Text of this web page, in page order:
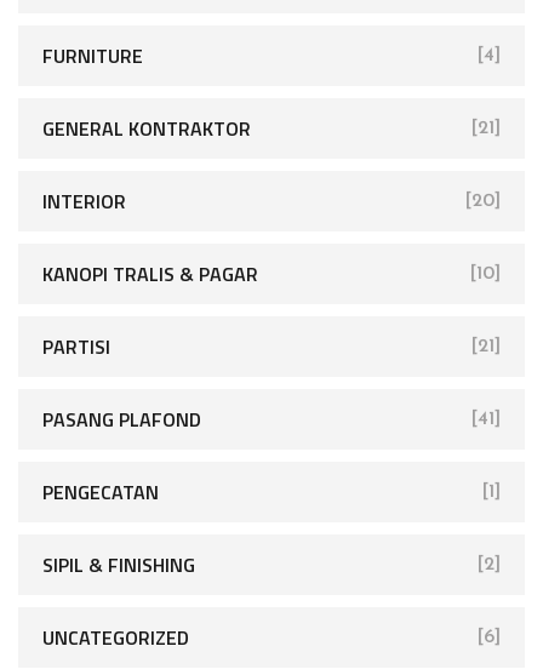
FURNITURE [4]
GENERAL KONTRAKTOR [21]
INTERIOR [20]
KANOPI TRALIS & PAGAR [10]
PARTISI [21]
PASANG PLAFOND [41]
PENGECATAN [1]
SIPIL & FINISHING [2]
UNCATEGORIZED [6]